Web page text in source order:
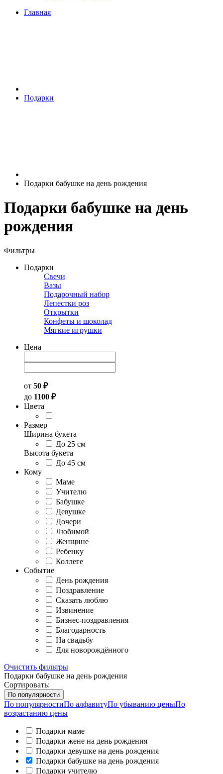
Главная
Подарки
Подарки бабушке на день рождения
Подарки бабушке на день
рождения
Фильтры
Подарки
Свечи
Вазы
Подарочный набор
Лепестки роз
Открытки
Конфеты и шоколад
Мягкие игрушки
Цена
от 50 ₽
до 1100 ₽
Цвета
Размер
Ширина букета
До 25 см
Высота букета
До 45 см
Кому
Маме
Учителю
Бабушке
Девушке
Дочери
Любимой
Женщине
Ребенку
Коллеге
Событие
День рождения
Поздравление
Сказать люблю
Извинение
Бизнес-поздравления
Благодарность
На свадьбу
Для новорождённого
Очистить фильтры
Подарки бабушке на день рождения
Сортировать:
По популярности
По популярностиПо алфавитуПо убыванию ценыПо
возрастанию цены
Подарки маме
Подарки жене на день рождения
Подарки девушке на день рождения
Подарки бабушке на день рождения
Подарки учителю